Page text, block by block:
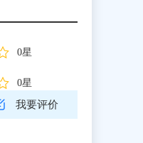
0星
0星
我要评价